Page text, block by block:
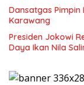
Dansatgas Pimpin
Karawang
Presiden Jokowi
Daya Ikan Nila